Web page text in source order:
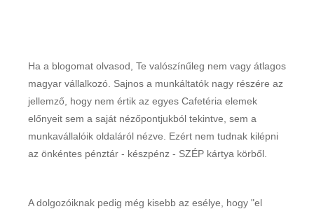
Ha a blogomat olvasod, Te valószínűleg nem vagy átlagos
magyar vállalkozó. Sajnos a munkáltatók nagy részére az
jellemző, hogy nem értik az egyes Cafetéria elemek
előnyeit sem a saját nézőpontjukból tekintve, sem a
munkavállalóik oldaláról nézve. Ezért nem tudnak kilépni
az önkéntes pénztár - készpénz - SZÉP kártya körből.
A dolgozóiknak pedig még kisebb az esélye, hogy "el